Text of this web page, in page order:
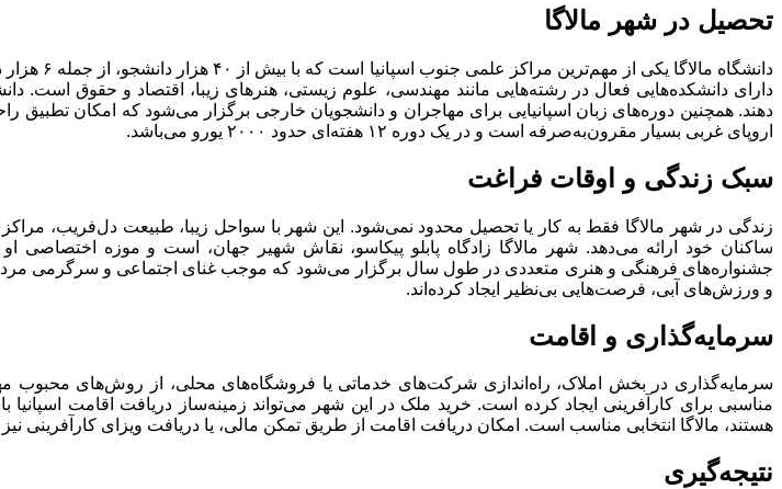
تحصیل در شهر مالاگا
دانشگاه
دارای دانشکده‌هایی فعال در رشته‌هایی مانند مهندسی، علوم زیستی، هنرهای زیبا، اقتصاد و حقوق است.
دهند. همچنین دوره‌های زبان اسپانیایی برای مهاجران و دانشجویان خارجی برگزار می‌شود که امکان
اروپای غربی بسیار مقرون‌به‌صرفه است و در یک دوره ۱۲ هفته‌ای حدود ۲۰۰۰ یورو می‌باشد.
سبک زندگی و اوقات فراغت
زندگی در شهر مالاگا فقط به کار یا تحصیل محدود نمی‌شود. این شهر با سواحل زیبا، طبیعت دل‌فریب،
ساکنان خود ارائه می‌دهد. شهر مالاگا زادگاه پابلو پیکاسو، نقاش شهیر جهان، است و موزه
جشنواره‌های فرهنگی و هنری متعددی در طول سال برگزار می‌شود که موجب غنای اجتماعی و سرگرمی مردم
و ورزش‌های آبی، فرصت‌هایی بی‌نظیر ایجاد کرده‌اند.
سرمایه‌گذاری و اقامت
سرمایه‌گذاری در بخش املاک، راه‌اندازی شرکت‌های خدماتی یا فروشگاه‌های محلی، از روش‌های محبوب
مناسبی برای کارآفرینی ایجاد کرده است. خرید ملک در این شهر می‌تواند زمینه‌ساز دریافت اقامت اسپانیا
هستند، مالاگا انتخابی مناسب است. امکان دریافت اقامت از طریق تمکن مالی، یا دریافت ویزای کارآفرینی
نتیجه‌گیری